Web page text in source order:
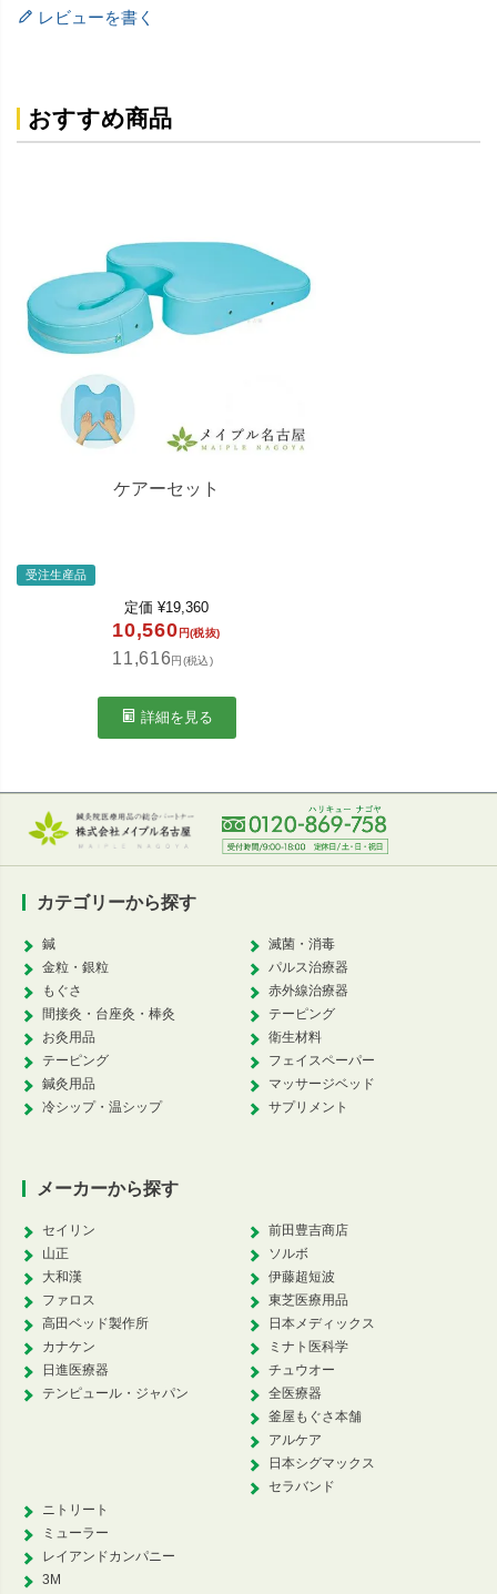
レビューを書く
おすすめ商品
ケアーセット
受注生産品
定価 ¥19,360
10,560 円(税抜)
11,616円(税込)
詳細を見る
カテゴリーから探す
鍼
金粒・銀粒
もぐさ
間接灸・台座灸・棒灸
お灸用品
テーピング
鍼灸用品
冷シップ・温シップ
滅菌・消毒
パルス治療器
赤外線治療器
テーピング
衛生材料
フェイスペーパー
マッサージベッド
サプリメント
メーカーから探す
セイリン
山正
大和漢
ファロス
高田ベッド製作所
カナケン
日進医療器
テンピュール・ジャパン
前田豊吉商店
ソルボ
伊藤超短波
東芝医療用品
日本メディックス
ミナト医科学
チュウオー
全医療器
釜屋もぐさ本舗
アルケア
日本シグマックス
セラバンド
ニトリート
ミューラー
レイアンドカンパニー
3M